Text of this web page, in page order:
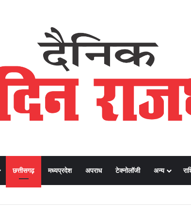
छत्तीसगढ़ मध्यप्रदेश अपराध टेक्नोलॉजी अन्य